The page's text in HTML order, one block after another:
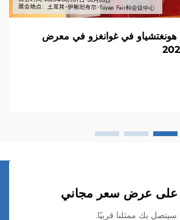
في غوانغزو في معرض
على عرض سعر مجاني
سيتصل بك ممثلنا قريبًا.